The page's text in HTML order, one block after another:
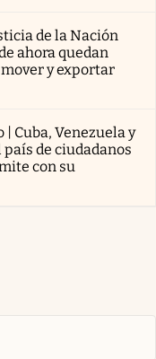
de la Nación
ahora quedan
y exportar
Cuba, Venezuela y
de ciudadanos
con su